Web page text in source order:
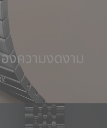
งความงดงาม